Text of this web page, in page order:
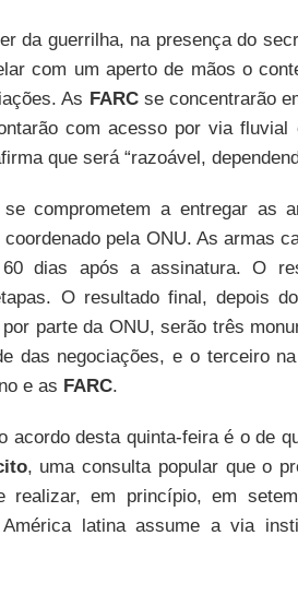
da guerrilha, na presença do
com um aperto de mãos o
As FARCse concentrarão
com acesso por via fluvial
que será “razoável,
comprometem a entregar as
pela ONU. As armas
dias após a assinatura. O
O resultado final, depois do
parte da ONU, serão três
das negociações, e o terceiro na
e as FARC.
acordo desta quinta-feira é o de
, uma consulta popular que o
realizar, em princípio, em
latina assume a via